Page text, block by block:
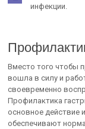
инфекции.
Вместо того чтобы
вошла в силу и
своевременно
Профилактика
основное действие
обеспечивают